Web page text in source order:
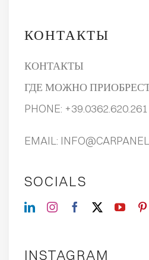
КОНТАКТЫ
КОНТАКТЫ
ГДЕ МОЖНО
PHONE: +39.0362.620.261
EMAIL:
SOCIALS
INSTAGRAM